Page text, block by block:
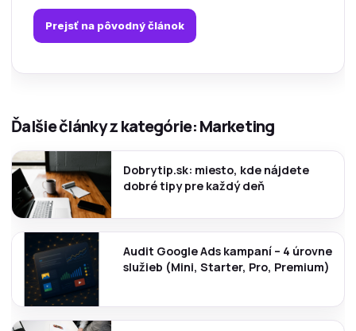
Prejsť na pôvodný článok
Ďalšie články z kategórie: Marketing
Dobrytip.sk: miesto, kde nájdete
dobré tipy pre každý deň
Audit Google Ads kampaní – 4 úrovne
služieb (Mini, Starter, Pro, Premium)